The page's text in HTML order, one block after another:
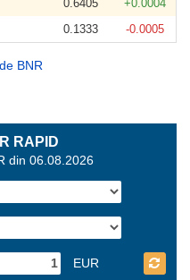
0.6405
+0.0004
0.1333 -0.0005
BNR
RAPID
din 06.08.2026
EUR